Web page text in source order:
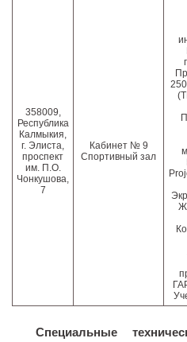
358009,
Республика
Калмыкия,
г. Элиста,
проспект
им. П.О.
Чонкушова,
7
Кабинет № 9
Спортивный зал
Специальные